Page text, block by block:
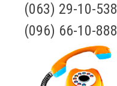
(063) 29-10-538
(096) 66-10-888